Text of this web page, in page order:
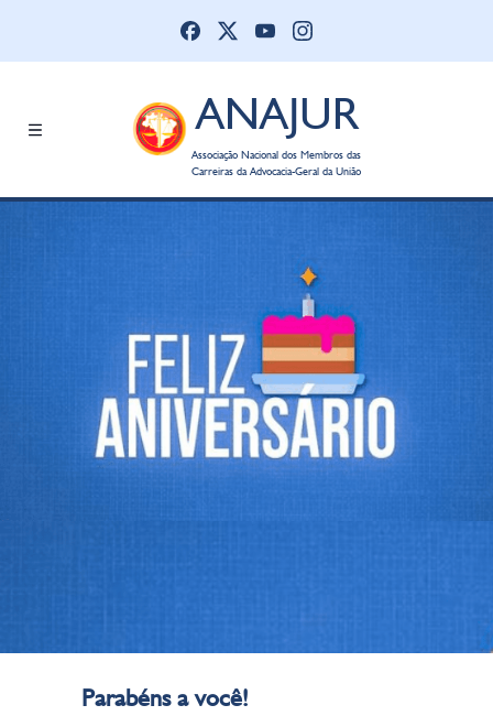
ANAJUR
Associação Nacional dos Membros das
Carreiras da Advocacia-Geral da União
Parabéns a você!